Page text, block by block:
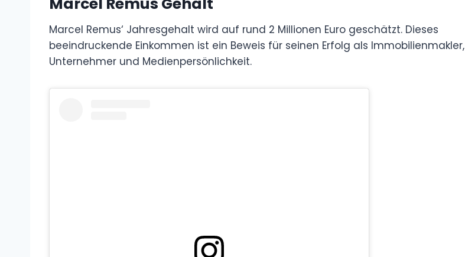
Marcel Remus‘ Jahresgehalt wird auf rund 2 Millionen Euro geschätzt. Dieses
beeindruckende Einkommen ist ein Beweis für seinen Erfolg als Immobilienmakler,
Unternehmer und Medienpersönlichkeit.